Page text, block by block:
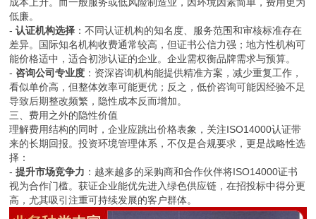
低廉。
-认证机构选择 ：不同认证机构的知名度、服务范围和审核标准存在
差异。国际知名机构收费通常较高，但证书公信力强；地方性机构可
能价格适中，适合初涉认证的企业。企业需权衡品牌需求与预算。
- 咨询公司专业度 ：资深咨询机构能提供精准方案，减少重复工作，
看似单价高，但整体效率可能更优；反之，低价咨询可能因经验不足
导致后期整改频繁，隐性成本反而增加。
三、费用之外的隐性价值
理解费用结构的同时，企业应跳出价格表象，关注ISO14000认证带
来的长期回报。投资环境管理体系，不仅是合规要求，更是战略性选
择：
-提升市场竞争力 ：越来越多的采购商和合作伙伴将ISO14000证书
视为合作门槛。获证企业能优先进入绿色供应链，在招投标中得分更
高，尤其吸引注重可持续发展的客户群体。